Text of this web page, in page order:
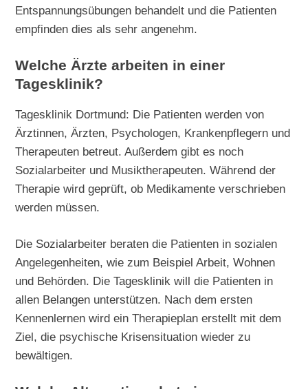
Entspannungsübungen behandelt und die Patienten
empfinden dies als sehr angenehm.
Welche Ärzte arbeiten in einer
Tagesklinik?
Tagesklinik Dortmund: Die Patienten werden von
Ärztinnen, Ärzten, Psychologen, Krankenpflegern und
Therapeuten betreut. Außerdem gibt es noch
Sozialarbeiter und Musiktherapeuten. Während der
Therapie wird geprüft, ob Medikamente verschrieben
werden müssen.
Die Sozialarbeiter beraten die Patienten in sozialen
Angelegenheiten, wie zum Beispiel Arbeit, Wohnen
und Behörden. Die Tagesklinik will die Patienten in
allen Belangen unterstützen. Nach dem ersten
Kennenlernen wird ein Therapieplan erstellt mit dem
Ziel, die psychische Krisensituation wieder zu
bewältigen.